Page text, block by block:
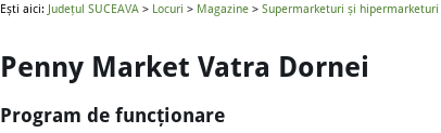
Ești aici: Județul SUCEAVA > Locuri > Magazine > Supermarketuri și hipermarketuri
Penny Market Vatra Dornei
Program de funcționare